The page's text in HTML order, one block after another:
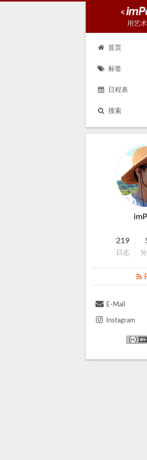
用艺
首页
标签
日程表
搜索
219
日志
E-Mail
Instagram